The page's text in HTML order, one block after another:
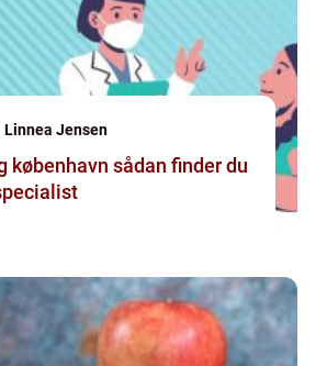
Linnea Jensen
sådan finder du